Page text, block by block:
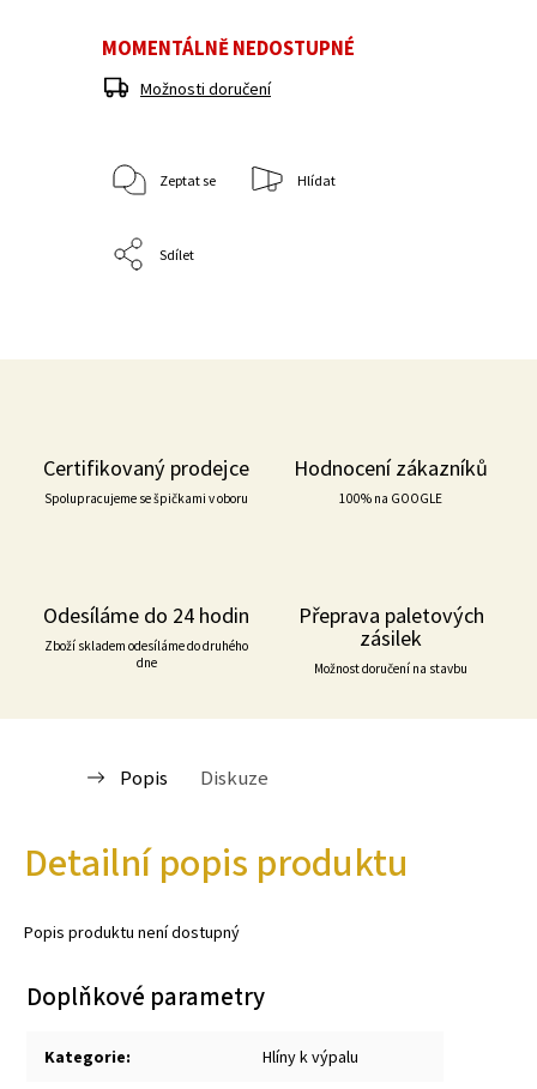
MOMENTÁLNĚ NEDOSTUPNÉ
Možnosti doručení
Zeptat se Hlídat
Sdílet
Certifikovaný prodejce
Spolupracujeme se špičkami v oboru
Hodnocení zákazníků
100% na GOOGLE
Odesíláme do 24 hodin
Zboží skladem odesíláme do druhého
dne
Přeprava paletových
zásilek
Možnost doručení na stavbu
Popis Diskuze
Detailní popis produktu
Popis produktu není dostupný
Doplňkové parametry
Kategorie: Hlíny k výpalu